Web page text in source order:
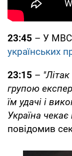
23:45 – У МВС
українських
23:15 –
групою
їм удачі і
Україна
повідомив